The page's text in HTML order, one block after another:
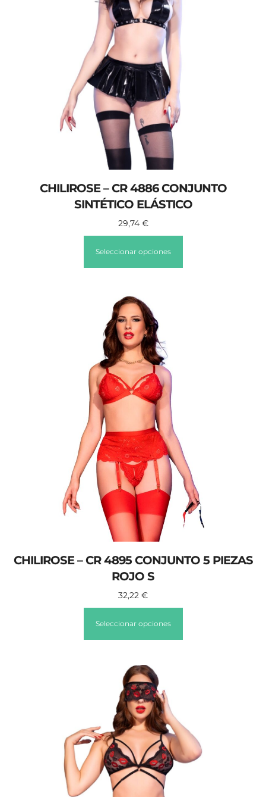
CHILIROSE – CR 4886 CONJUNTO
SINTÉTICO ELÁSTICO
29,74 €
Seleccionar opciones
CHILIROSE – CR 4895 CONJUNTO 5 PIEZAS
ROJO S
32,22 €
Seleccionar opciones